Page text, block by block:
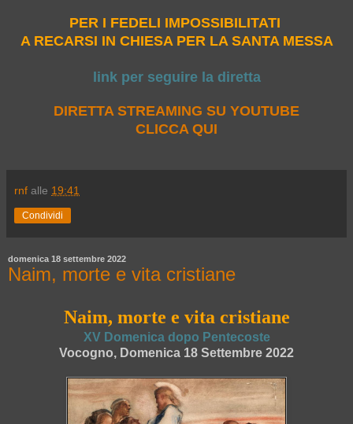
PER I FEDELI IMPOSSIBILITATI
A RECARSI IN CHIESA PER LA SANTA MESSA
link per seguire la diretta
DIRETTA STREAMING SU YOUTUBE
CLICCA QUI
rnf alle 19:41
Condividi
domenica 18 settembre 2022
Naim, morte e vita cristiane
Naim, morte e vita cristiane
XV Domenica dopo Pentecoste
Vocogno, Domenica 18 Settembre 2022